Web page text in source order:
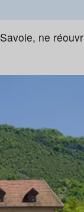
ne